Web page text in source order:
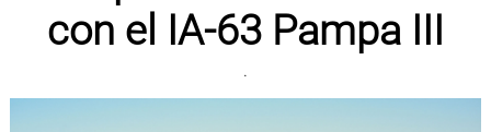
con el IA-63 Pampa III
.